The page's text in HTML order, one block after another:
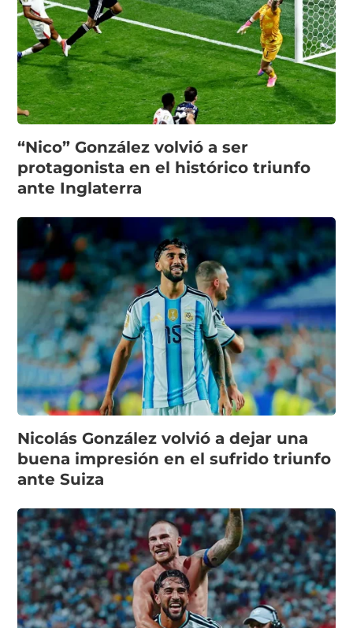
“Nico” González volvió a ser
protagonista en el histórico triunfo
ante Inglaterra
Nicolás González volvió a dejar una
buena impresión en el sufrido triunfo
ante Suiza